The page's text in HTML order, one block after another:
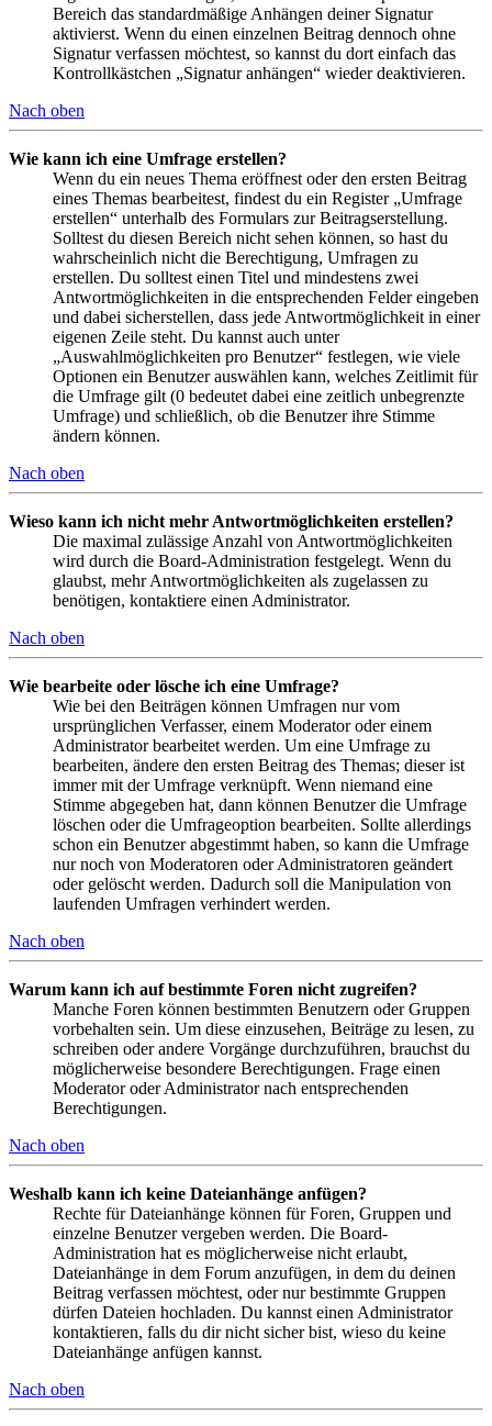
Bereich das standardmäßige Anhängen deiner Signatur
aktivierst. Wenn du einen einzelnen Beitrag dennoch ohne
Signatur verfassen möchtest, so kannst du dort einfach das
Kontrollkästchen „Signatur anhängen“ wieder deaktivieren.
Nach oben
Wie kann ich eine Umfrage erstellen?
Wenn du ein neues Thema eröffnest oder den ersten Beitrag
eines Themas bearbeitest, findest du ein Register „Umfrage
erstellen“ unterhalb des Formulars zur Beitragserstellung.
Solltest du diesen Bereich nicht sehen können, so hast du
wahrscheinlich nicht die Berechtigung, Umfragen zu
erstellen. Du solltest einen Titel und mindestens zwei
Antwortmöglichkeiten in die entsprechenden Felder eingeben
und dabei sicherstellen, dass jede Antwortmöglichkeit in einer
eigenen Zeile steht. Du kannst auch unter
„Auswahlmöglichkeiten pro Benutzer“ festlegen, wie viele
Optionen ein Benutzer auswählen kann, welches Zeitlimit für
die Umfrage gilt (0 bedeutet dabei eine zeitlich unbegrenzte
Umfrage) und schließlich, ob die Benutzer ihre Stimme
ändern können.
Nach oben
Wieso kann ich nicht mehr Antwortmöglichkeiten erstellen?
Die maximal zulässige Anzahl von Antwortmöglichkeiten
wird durch die Board-Administration festgelegt. Wenn du
glaubst, mehr Antwortmöglichkeiten als zugelassen zu
benötigen, kontaktiere einen Administrator.
Nach oben
Wie bearbeite oder lösche ich eine Umfrage?
Wie bei den Beiträgen können Umfragen nur vom
ursprünglichen Verfasser, einem Moderator oder einem
Administrator bearbeitet werden. Um eine Umfrage zu
bearbeiten, ändere den ersten Beitrag des Themas; dieser ist
immer mit der Umfrage verknüpft. Wenn niemand eine
Stimme abgegeben hat, dann können Benutzer die Umfrage
löschen oder die Umfrageoption bearbeiten. Sollte allerdings
schon ein Benutzer abgestimmt haben, so kann die Umfrage
nur noch von Moderatoren oder Administratoren geändert
oder gelöscht werden. Dadurch soll die Manipulation von
laufenden Umfragen verhindert werden.
Nach oben
Warum kann ich auf bestimmte Foren nicht zugreifen?
Manche Foren können bestimmten Benutzern oder Gruppen
vorbehalten sein. Um diese einzusehen, Beiträge zu lesen, zu
schreiben oder andere Vorgänge durchzuführen, brauchst du
möglicherweise besondere Berechtigungen. Frage einen
Moderator oder Administrator nach entsprechenden
Berechtigungen.
Nach oben
Weshalb kann ich keine Dateianhänge anfügen?
Rechte für Dateianhänge können für Foren, Gruppen und
einzelne Benutzer vergeben werden. Die Board-
Administration hat es möglicherweise nicht erlaubt,
Dateianhänge in dem Forum anzufügen, in dem du deinen
Beitrag verfassen möchtest, oder nur bestimmte Gruppen
dürfen Dateien hochladen. Du kannst einen Administrator
kontaktieren, falls du dir nicht sicher bist, wieso du keine
Dateianhänge anfügen kannst.
Nach oben